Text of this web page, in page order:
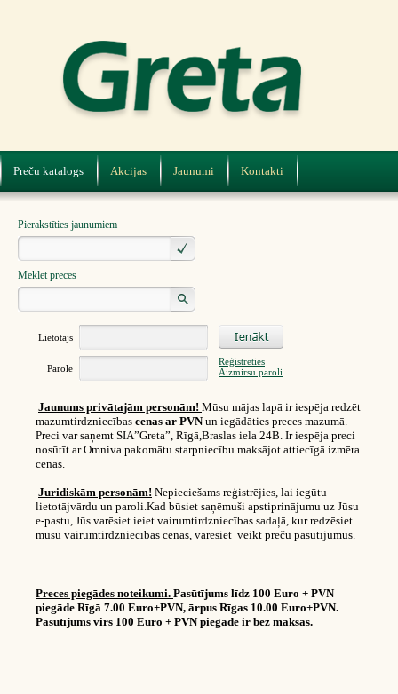
Preču katalogs Akcijas Jaunumi Kontakti
Pierakstīties jaunumiem
Meklēt preces
Lietotājs
Parole
Reģistrēties
Aizmirsu paroli
Jaunums privātajām personām! Mūsu mājas lapā ir iespēja redzēt
mazumtirdzniecības cenas ar PVNun iegādāties preces mazumā.
Preci var saņemt SIA”Greta”, Rīgā,Braslas iela 24B. Ir iespēja preci
nosūtīt ar Omniva pakomātu starpniecību maksājot attiecīgā izmēra
cenas.
Juridiskām personām! Nepieciešams reģistrējies, lai iegūtu
lietotājvārdu un paroli.Kad būsiet saņēmuši apstiprinājumu uz Jūsu
e-pastu, Jūs varēsiet ieiet vairumtirdzniecības sadaļā, kur redzēsiet
mūsu vairumtirdzniecības cenas, varēsiet veikt preču pasūtījumus.
Preces piegādes noteikumi. Pasūtījums līdz 100 Euro + PVN
piegāde Rīgā 7.00 Euro+PVN, ārpus Rīgas 10.00 Euro+PVN.
Pasūtījums virs 100 Euro + PVN piegāde ir bez maksas.